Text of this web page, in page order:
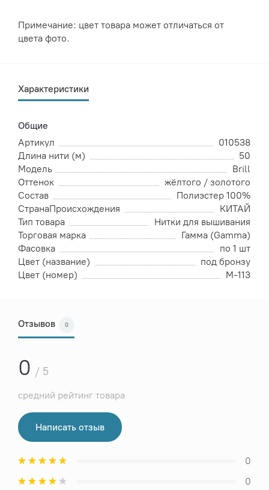
Примечание: цвет товара может отличаться от
цвета фото.
Характеристики
Общие
Артикул
010538
Длина нити (м)
50
Модель
Brill
Оттенок
жёлтого / золотого
Состав
Полиэстер 100%
СтранаПроисхождения
КИТАЙ
Тип товара
Нитки для вышивания
Торговая марка
Гамма (Gamma)
Фасовка
по 1 шт
Цвет (название)
под бронзу
Цвет (номер)
М-113
Отзывов 0
0 / 5
средний рейтинг товара
Написать отзыв
0
0